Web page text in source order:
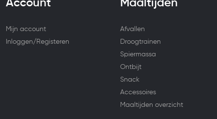
Account
Mijn account
Inloggen/Registeren
Maaltijden
Afvallen
Droogtrainen
Spiermassa
Ontbijt
Snack
Accessoires
Maaltijden overzicht